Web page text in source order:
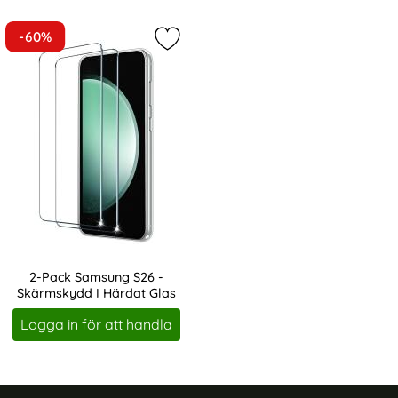
-60%
2-Pack Samsung S26 -
Skärmskydd I Härdat Glas
Art. nr 247119
Logga in för att handla
Markera 2-Pack Samsung S26 -